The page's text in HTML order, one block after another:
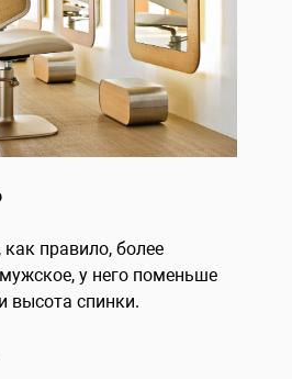
правило, более
у него поменьше
высота спинки.